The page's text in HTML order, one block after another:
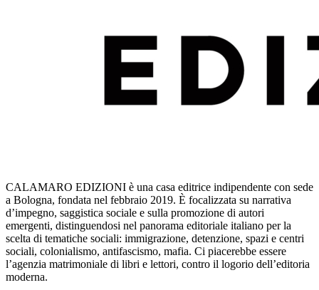
CALAMARO EDIZIONI è una casa editrice indipendente con sede
a Bologna, fondata nel febbraio 2019. È focalizzata su narrativa
d’impegno, saggistica sociale e sulla promozione di autori
emergenti, distinguendosi nel panorama editoriale italiano per la
scelta di tematiche sociali: immigrazione, detenzione, spazi e centri
sociali, colonialismo, antifascismo, mafia. Ci piacerebbe essere
l’agenzia matrimoniale di libri e lettori, contro il logorio dell’editoria
moderna.